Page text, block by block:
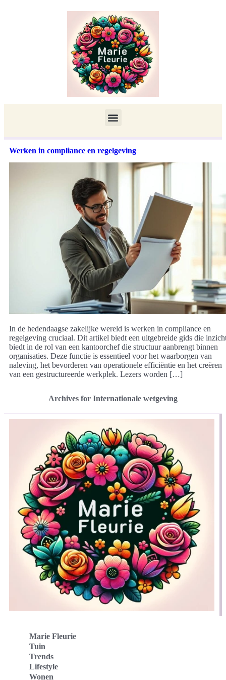
Werken in compliance en regelgeving
In de hedendaagse zakelijke wereld is werken in compliance en
regelgeving cruciaal. Dit artikel biedt een uitgebreide gids die
biedt in de rol van een kantoorchef die structuur aanbrengt binnen
organisaties. Deze functie is essentieel voor het waarborgen van
naleving, het bevorderen van operationele efficiëntie en het creëren
van een gestructureerde werkplek. Lezers worden […]
Archives for Internationale wetgeving
Marie Fleurie
Tuin
Trends
Lifestyle
Wonen